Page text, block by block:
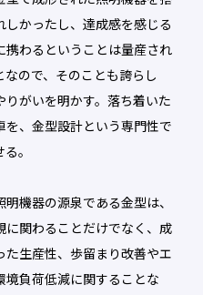
かったし、達成感を感じる
携わるということは量産され
ので、そのことも誇らし
がいを明かす。落ち着いた
、金型設計という専門性で
。
機器の源泉である金型は、
に関わることだけでなく、成
生産性、歩留まり改善やエ
境負荷低減に関することな